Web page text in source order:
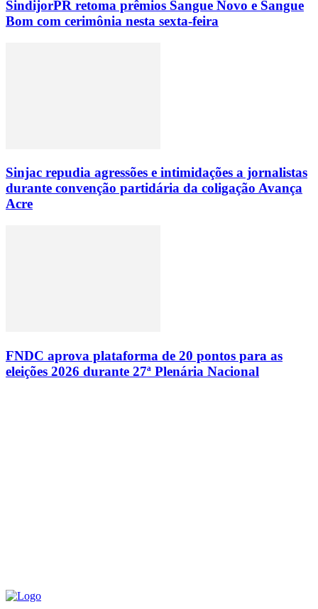
SindijorPR retoma prêmios Sangue Novo e Sangue
Bom com cerimônia nesta sexta-feira
Sinjac repudia agressões e intimidações a jornalistas
durante convenção partidária da coligação Avança
Acre
FNDC aprova plataforma de 20 pontos para as
eleições 2026 durante 27ª Plenária Nacional